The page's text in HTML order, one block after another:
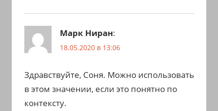
Марк Ниран:
18.05.2020 в 13:06
Здравствуйте, Соня. Можно использовать
в этом значении, если это понятно по
контексту.